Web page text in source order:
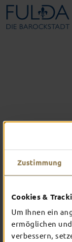
Zustimmung
Cookies &
Um Ihnen ein
ermöglichen
verbessern,
Das